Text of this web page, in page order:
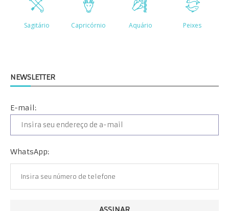
NEWSLETTER
E-mail:
WhatsApp: